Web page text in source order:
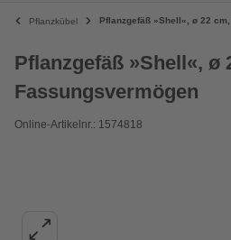
Pflanzkübel Pflanzgefäß »Shell«, ø 22
Pflanzgefäß »Shell«, ø
Fassungsvermögen
Online-Artikelnr.: 1574818